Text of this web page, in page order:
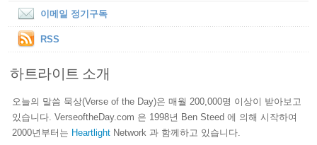
이메일 정기구독
RSS
하트라이트 소개
오늘의 말씀 묵상(Verse of the Day)은 매월 200,000명 이상이 받아보고
있습니다. VerseoftheDay.com 은 1998년 Ben Steed 에 의해 시작하여
2000년부터는 Heartlight Network 과 함께하고 있습니다.